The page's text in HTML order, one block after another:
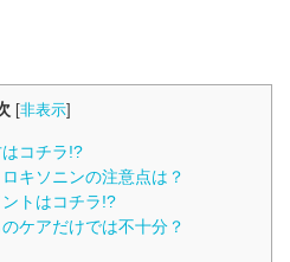
[非表示]
コチラ!?
キソニンの注意点は？
トはコチラ!?
ケアだけでは不十分？